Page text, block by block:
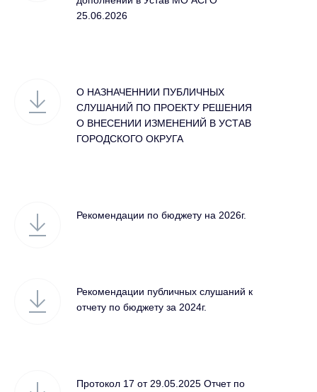
25.06.2026
О НАЗНАЧЕННИИ ПУБЛИЧНЫХ
СЛУШАНИЙ ПО ПРОЕКТУ РЕШЕНИЯ
О ВНЕСЕНИИ ИЗМЕНЕНИЙ В УСТАВ
ГОРОДСКОГО ОКРУГА
Рекомендации по бюджету на 2026г.
Рекомендации публичных слушаний к
отчету по бюджету за 2024г.
Протокол 17 от 29.05.2025 Отчет по